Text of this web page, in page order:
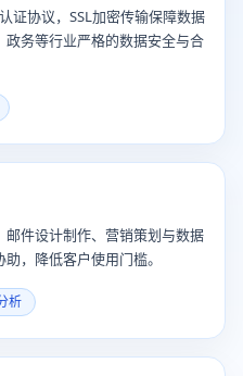
证协议，SSL加密传输保障数据
务等行业严格的数据安全与合
件设计制作、营销策划与数据
，降低客户使用门槛。
析